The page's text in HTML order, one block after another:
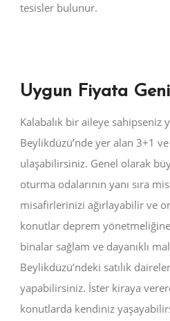
tesisler bulunur.
Uygun Fiyata
Kalabalık bir aileye sahipseniz
Beylikdüzü’nde yer alan 3+1
ulaşabilirsiniz. Genel olarak
oturma odalarının yanı sıra
misafirlerinizi ağırlayabilir ve
konutlar deprem
binalar sağlam ve dayanıklı
Beylikdüzü’ndeki satılık
yapabilirsiniz. İster kiraya
konutlarda kendiniz